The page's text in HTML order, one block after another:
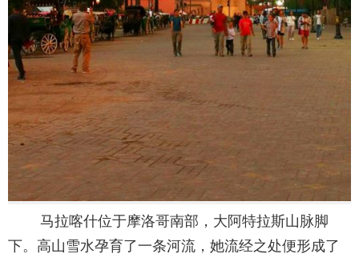
马拉喀什位于摩洛哥南部，大阿特拉斯山脉脚
下。高山雪水孕育了一条河流，她流经之处便形成了